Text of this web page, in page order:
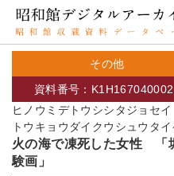
その他
ヒノウミデトウシシタジョセ
トウキョウダイクウシュウタイ
資料番号：
火の海で凍死した女性
験画」